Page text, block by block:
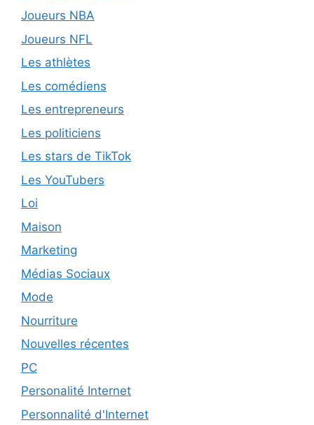
Joueurs NBA
Joueurs NFL
Les athlètes
Les comédiens
Les entrepreneurs
Les politiciens
Les stars de TikTok
Les YouTubers
Loi
Maison
Marketing
Médias Sociaux
Mode
Nourriture
Nouvelles récentes
PC
Personalité Internet
Personnalité d'Internet